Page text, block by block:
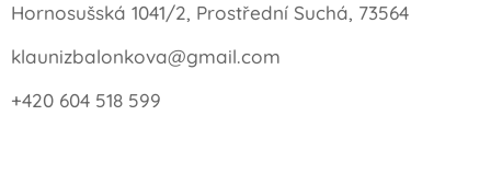
Hornosušská 1041/2, Prostřední Suchá, 73564
klaunizbalonkova@gmail.com
+420 604 518 599